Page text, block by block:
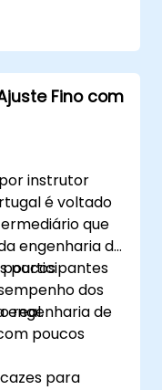
relatórios
dados usando
de
através de
as
IA nas
Fino com
instrutor
é voltado
que
engenharia de
dos
real.
participantes
engenharia de
poucos
para